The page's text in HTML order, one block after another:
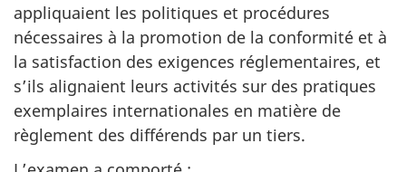
appliquaient les politiques et procédures
nécessaires à la promotion de la conformité et à
la satisfaction des exigences réglementaires, et
s’ils alignaient leurs activités sur des pratiques
exemplaires internationales en matière de
règlement des différends par un tiers.